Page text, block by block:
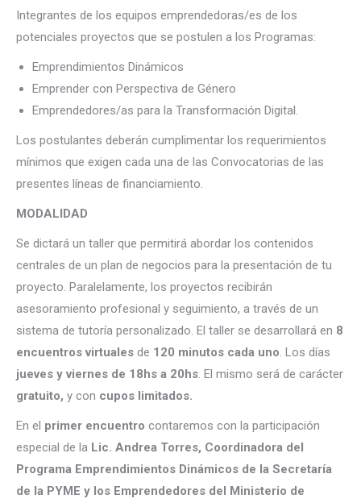
Integrantes de los equipos emprendedoras/es de los
potenciales proyectos que se postulen a los Programas:
Emprendimientos Dinámicos
Emprender con Perspectiva de Género
Emprendedores/as para la Transformación Digital.
Los postulantes deberán cumplimentar los requerimientos
mínimos que exigen cada una de las Convocatorias de las
presentes líneas de financiamiento.
MODALIDAD
Se dictará un taller que permitirá abordar los contenidos
centrales de un plan de negocios para la presentación de tu
proyecto. Paralelamente, los proyectos recibirán
asesoramiento profesional y seguimiento, a través de un
sistema de tutoría personalizado. El taller se desarrollará en 8
encuentros virtuales de 120 minutos cada uno. Los días
jueves y viernes de 18hs a 20hs. El mismo será de carácter
gratuito, y con cupos limitados.
En el primer encuentro contaremos con la participación
especial de la Lic. Andrea Torres, Coordinadora del
Programa Emprendimientos Dinámicos de la Secretaría
de la PYME y los Emprendedores del Ministerio de